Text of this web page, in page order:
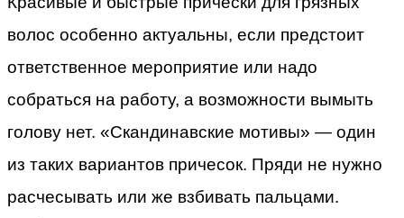
волос особенно актуальны, если предстоит
ответственное мероприятие или надо
собраться на работу, а возможности вымыть
голову нет. «Скандинавские мотивы» — один
из таких вариантов причесок. Пряди не нужно
расчесывать или же взбивать пальцами.